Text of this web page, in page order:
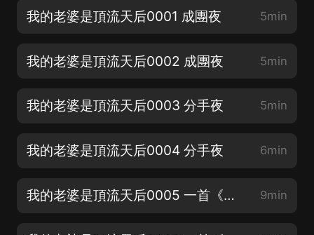
我的老婆是頂流天后0001 成團夜 5min
我的老婆是頂流天后0002 成團夜 5min
我的老婆是頂流天后0003 分手夜 5min
我的老婆是頂流天后0004 分手夜 6min
我的老婆是頂流天后0005 一首《體面》畫個句號 9min